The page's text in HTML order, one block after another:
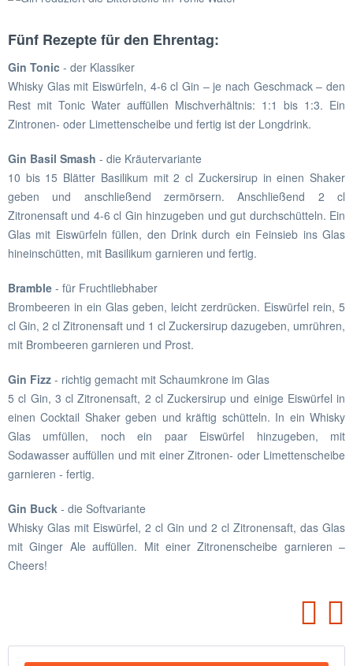
Fünf Rezepte für den Ehrentag:
Gin Tonic - der Klassiker
Whisky Glas mit Eiswürfeln, 4-6 cl Gin – je nach Geschmack – den
Rest mit Tonic Water auffüllen Mischverhältnis: 1:1 bis 1:3. Ein
Zintronen- oder Limettenscheibe und fertig ist der Longdrink.
Gin Basil Smash - die Kräutervariante
10 bis 15 Blätter Basilikum mit 2 cl Zuckersirup in einen Shaker
geben und anschließend zermörsern. Anschließend 2 cl
Zitronensaft und 4-6 cl Gin hinzugeben und gut durchschütteln. Ein
Glas mit Eiswürfeln füllen, den Drink durch ein Feinsieb ins Glas
hineinschütten, mit Basilikum garnieren und fertig.
Bramble - für Fruchtliebhaber
Brombeeren in ein Glas geben, leicht zerdrücken. Eiswürfel rein, 5
cl Gin, 2 cl Zitronensaft und 1 cl Zuckersirup dazugeben, umrühren,
mit Brombeeren garnieren und Prost.
Gin Fizz - richtig gemacht mit Schaumkrone im Glas
5 cl Gin, 3 cl Zitronensaft, 2 cl Zuckersirup und einige Eiswürfel in
einen Cocktail Shaker geben und kräftig schütteln. In ein Whisky
Glas umfüllen, noch ein paar Eiswürfel hinzugeben, mit
Sodawasser auffüllen und mit einer Zitronen- oder Limettenscheibe
garnieren - fertig.
Gin Buck - die Softvariante
Whisky Glas mit Eiswürfel, 2 cl Gin und 2 cl Zitronensaft, das Glas
mit Ginger Ale auffüllen. Mit einer Zitronenscheibe garnieren –
Cheers!